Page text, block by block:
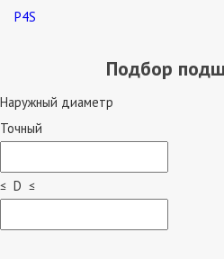
P4S
Подбор
Наружный диаметр
Точный
≤ D ≤